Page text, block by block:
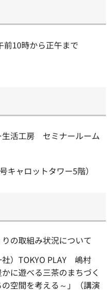
10時から正午まで
生活工房 セミナールーム
キャロットタワー5階）
の取組み状況について
社）TOKYO PLAY 嶋村
に遊べる三茶のまちづく
空間を考える～」（講演